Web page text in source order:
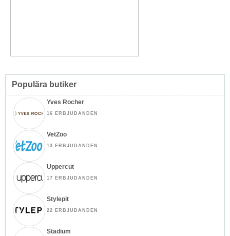
Populära butiker
Yves Rocher
16 ERBJUDANDEN
VetZoo
13 ERBJUDANDEN
Uppercut
17 ERBJUDANDEN
Stylepit
22 ERBJUDANDEN
Stadium